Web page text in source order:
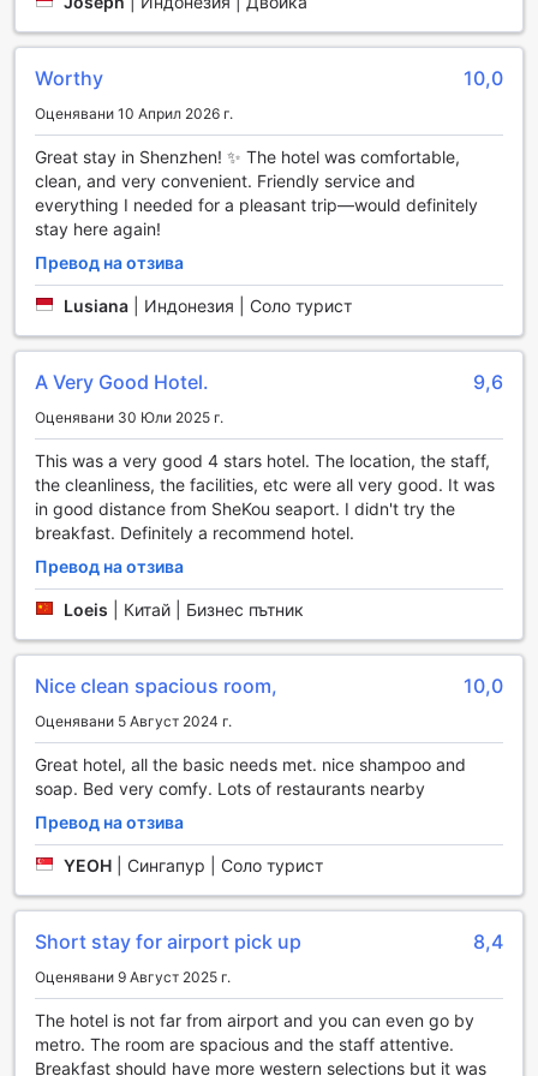
зона с телевизор е перфектна за гледане на любимите
ви предавания. А за тези, които искат да покажат
своите певчески умения, караоке залата е отличен
начин да се забавлявате. Не забравяйте да посетите
намерите уникални предмети за спомен от вашето
пътуване.
Спортни съоръжения в Holiday Inn Shenzhen Donghua
Hotel
Хотел Holiday Inn Shenzhen Donghua предлага
изключителни спортни съоръжения, които ще задоволят
нуждите на всеки активен посетител. Вътрешният
басейн е идеален за освежаващи плувания, независимо
него предоставя перфектната възможност за
релаксация след интензивна тренировка. Гостите могат
да се насладят на освежаващи коктейли и леки
закуски, докато се наслаждават на изгледа и
атмосферата около водата.
За любителите на активния начин на живот, хотелът
разполага с фитнес център, който предлага безплатен
достъп, както и допълнителни услуги за тези, които
търсят специфични тренировки. Можете да се
насладите на разнообразие от спортни занимания,
уникален начин за поддържане на форма и баланс.
Освен това, на място се намира и голф игрище, което
предоставя възможност за игра в живописна
обстановка. Независимо дали сте начинаещ или опитен
играч, голф игрището ще ви предложи незабравими
моменти и предизвикателства.
Удобства за комфорт и удобство в Holiday Inn
Shenzhen Donghua Hotel
Holiday Inn Shenzhen Donghua Hotel предлага
изключителни удобства, които гарантират комфорт и
удобство на своите гости. С 24-часова рум-сервиз
вашата стая по всяко време на деня или нощта. Хотелът
предлага и услуги за пране и химическо чистене, което
е идеално за бизнес пътуващи или туристи, които
желаят да поддържат свежия вид на дрехите си. За
Worthy 10,0
Оценявани 10 Април 2026 г.
Great stay in Shenzhen! ✨ The hotel was comfortable,
clean, and very convenient. Friendly service and
everything I needed for a pleasant trip—would definitely
stay here again!
Превод на отзива
Lusiana Индонезия | Соло турист
A Very Good Hotel. 9,6
Оценявани 30 Юли 2025 г.
This was a very good 4 stars hotel. The location, the staff,
the cleanliness, the facilities, etc were all very good. It was
in good distance from SheKou seaport. I didn't try the
breakfast. Definitely a recommend hotel.
Превод на отзива
Loeis Китай | Бизнес пътник
Nice clean spacious room, 10,0
Оценявани 5 Август 2024 г.
Great hotel, all the basic needs met. nice shampoo and
soap. Bed very comfy. Lots of restaurants nearby
Превод на отзива
YEOH Сингапур | Соло турист
Short stay for airport pick up 8,4
Оценявани 9 Август 2025 г.
The hotel is not far from airport and you can even go by
metro. The room are spacious and the staff attentive.
Breakfast should have more western selections but it was